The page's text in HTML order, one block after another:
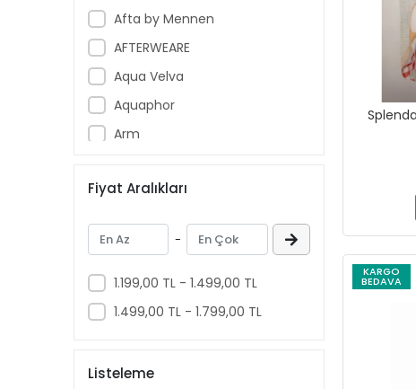
Afta by Mennen
AFTERWEARE
Aqua Velva
Aquaphor
Arm
Aspercreme
Aussie
Aveeno Baby
Ban
banana
Band Aid
Fiyat Aralıkları
-
1.199,00 TL - 1.499,00 TL
1.499,00 TL - 1.799,00 TL
Listeleme
KARGO
BEDAVA